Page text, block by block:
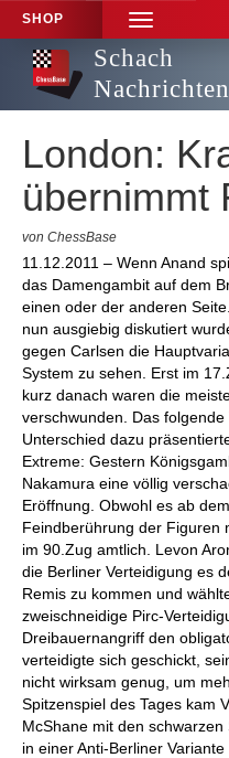
SHOP
TOGGLE
NAVIGATION
Schach
Nachrichten
London:
übernimmt
von ChessBase
11.12.2011 – Wenn Anand
das Damengambit auf dem
einen oder der anderen
nun ausgiebig diskutiert
gegen Carlsen die
System zu sehen. Erst im
kurz danach waren die
verschwunden. Das
Unterschied dazu
Extreme: Gestern
Nakamura eine völlig
Eröffnung. Obwohl es ab
Feindberührung der Figuren
im 90.Zug amtlich. Levon
die Berliner Verteidigung es
Remis zu kommen und
zweischneidige Pirc-
Dreibauernangriff den
verteidigte sich geschickt,
nicht wirksam genug, um
Spitzenspiel des Tages kam
McShane mit den
in einer Anti-Berliner